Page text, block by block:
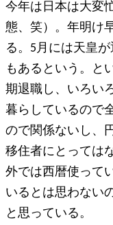
今年は日本は大変
態、笑）。年明け
る。5月には天皇
もあるという。と
期退職し、いろい
暮らしているので
ので関係ないし、
移住者にとっては
外では西暦使って
いるとは思わない
と思っている。